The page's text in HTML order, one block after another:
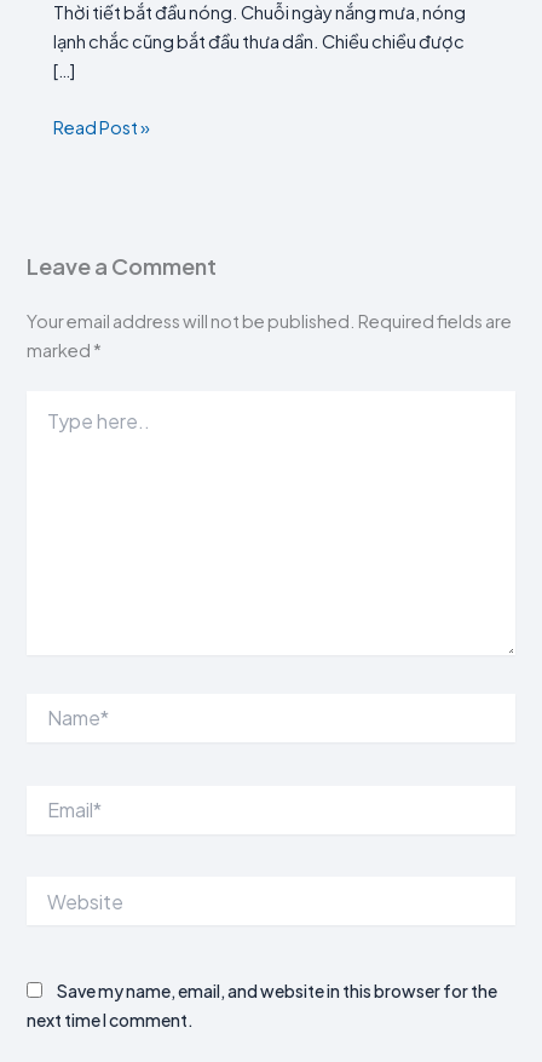
Thời tiết bắt đầu nóng. Chuỗi ngày nắng mưa, nóng
lạnh chắc cũng bắt đầu thưa dần. Chiều chiều được
[…]
Read Post »
Leave a Comment
Your email address will not be published. Required fields are
marked *
here..
Save my name, email, and website in this browser for the
next time I comment.